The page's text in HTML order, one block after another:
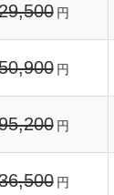
円
円
円
円